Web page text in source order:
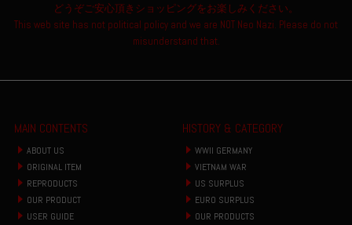
どうぞご安心頂きショッピングをお楽しみください。
This web site has not political policy and we are NOT Neo Nazi. Please do not
misunderstand that.
MAIN CONTENTS
ABOUT US
ORIGINAL ITEM
REPRODUCTS
OUR PRODUCT
USER GUIDE
HISTORY & CATEGORY
WWII GERMANY
VIETNAM WAR
US SURPLUS
EURO SURPLUS
OUR PRODUCTS